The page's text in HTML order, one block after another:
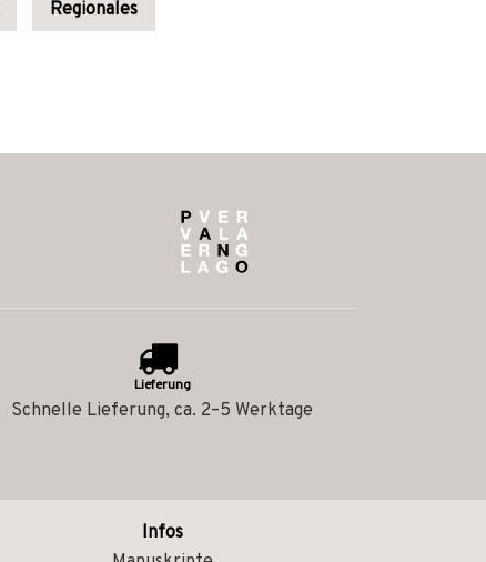
Regionales
Lieferung
Schnelle Lieferung, ca. 2–5 Werktage
Infos